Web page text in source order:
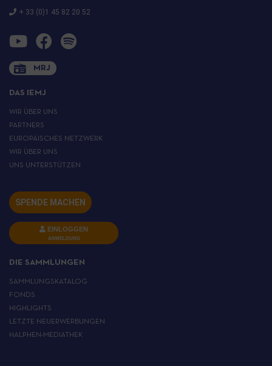
+ 33 (0)1 45 82 20 52
MRJ
DAS IEMJ
WIR ÜBER UNS
PARTNERS
EUROPÄISCHES NETZWERK
WIR ÜBER UNS
UNS UNTERSTÜTZEN
SPENDE MACHEN
EINLOGGEN
ANMELDUNG
DIE SAMMLUNGEN
SAMMLUNGSKATALOG
FONDS
HIGHLIGHTS
LETZTE NEUERWERBUNGEN
HALPHEN-MEDIATHEK